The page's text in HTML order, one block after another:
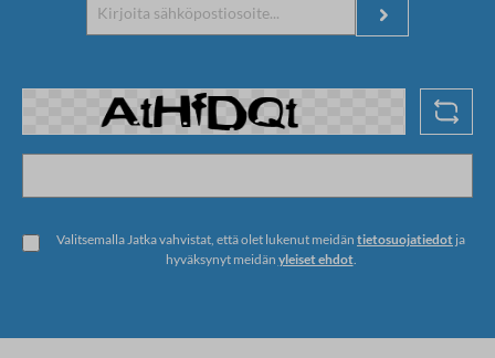
Valitsemalla Jatka vahvistat, että olet lukenut meidän tietosuojatiedot ja
hyväksynyt meidän yleiset ehdot.